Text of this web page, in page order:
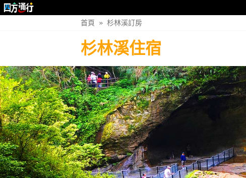
首頁 » 杉林溪訂房
杉林溪住宿